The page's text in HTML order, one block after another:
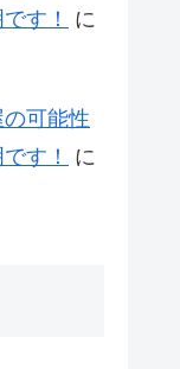
す！
に
の可能性
す！
に